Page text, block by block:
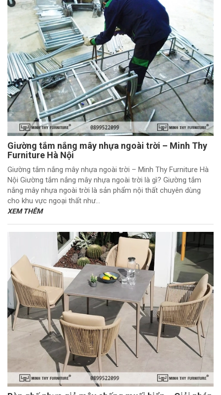
Giường tắm nắng mây nhựa ngoài trời – Minh Thy
Furniture Hà Nội
Giường tắm nắng mây nhựa ngoài trời – Minh Thy Furniture Hà
Nội Giường tắm nắng mây nhựa ngoài trời là gì? Giường tắm
nắng mây nhựa ngoài trời là sản phẩm nội thất chuyên dùng
cho khu vực ngoại thất như...
XEM THÊM